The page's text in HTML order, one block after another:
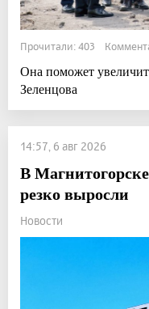
Прочитали: 403
Она поможет
Зеленцова
14:57, 6 авг 2026
В
резко выросли
Новости